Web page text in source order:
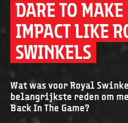
DARE TO MAKE
IMPACT LIKE
SWINKELS
Wat was voor Royal
belangrijkste reden om
Back In The Game?